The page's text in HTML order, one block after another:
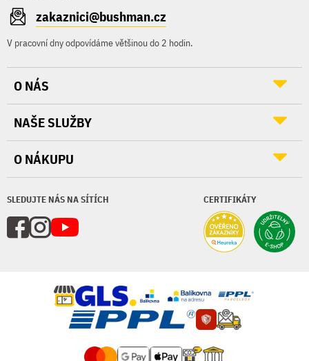
zakaznici@bushman.cz
V pracovní dny odpovídáme většinou do 2 hodin.
SLEDUJTE NÁS NA SÍTÍCH CERTIFIKÁTY
O NÁS
NAŠE SLUŽBY
O NÁKUPU